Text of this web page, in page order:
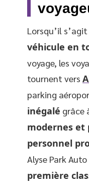
Lorsqu’il
véhicule en
voyage, les
tournent vers
parking
inégalé grâce
modernes et
personnel
Alyse Park
première